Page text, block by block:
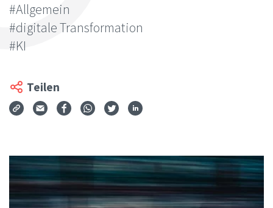
#Allgemein
#digitale Transformation
#KI
Teilen
Via Mail teilen
Auf Facebook teilen
Auf WhatsApp teilen
Auf Twitter teilen
Auf LinkedIn teilen